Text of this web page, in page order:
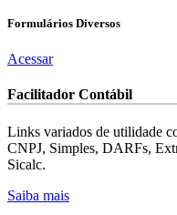
Formulários Diversos
Acessar
Facilitador Contábil
Links variados de utilidade
CNPJ, Simples, DARFs,
Sicalc.
Saiba mais